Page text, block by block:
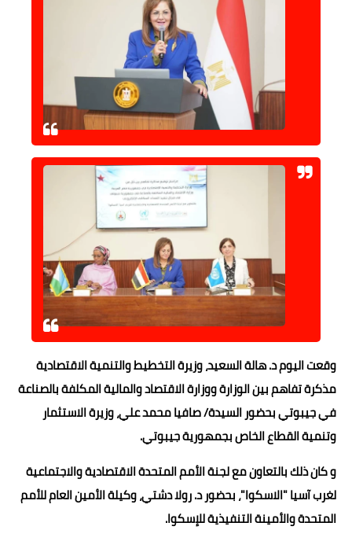
حوادث وقضايا
خدمات
الصحه والجمال
فن المطبخ
مقالات
وقعت اليوم د. هالة السعيد، وزيرة التخطيط والتنمية الاقتصادية
مذكرة تفاهم بين الوزارة ووزارة الاقتصاد والمالية المكلفة بالصناعة
في جيبوتي بحضور السيدة/ صافيا محمد علي، وزيرة الاستثمار
وتنمية القطاع الخاص بجمهورية جيبوتي.
و كان ذلك بالتعاون مع لجنة الأمم المتحدة الاقتصادية والاجتماعية
لغرب آسيا "الاسكوا"، بحضور د. رولا دشتي، وكيلة الأمين العام للأمم
المتحدة والأمينة التنفيذية للإسكوا.